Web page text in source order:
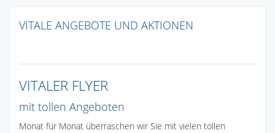
VITALE ANGEBOTE UND AKTIONEN
VITALER FLYER
mit tollen Angeboten
Monat für Monat überraschen wir Sie mit vielen tollen